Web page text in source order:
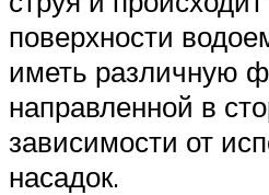
поверхности
иметь различную
направленной в
зависимости от
насадок.